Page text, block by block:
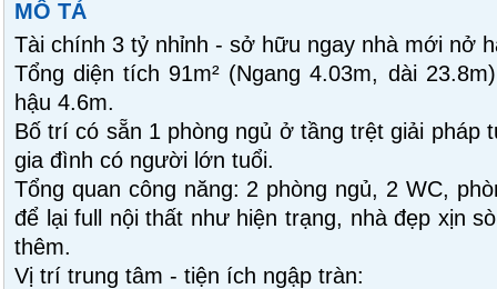
MÔ TẢ
Tài chính 3 tỷ nhỉnh - sở hữu ngay nhà mới nở
Tổng diện tích 91m² (Ngang 4.03m, dài
hậu 4.6m.
Bố trí có sẵn 1 phòng ngủ ở tầng trệt giải pháp
gia đình có người lớn tuổi.
Tổng quan công năng: 2 phòng ngủ, 2 WC,
để lại full nội thất như hiện trạng, nhà đẹp xịn
thêm.
Vị trí trung tâm - tiện ích ngập tràn: